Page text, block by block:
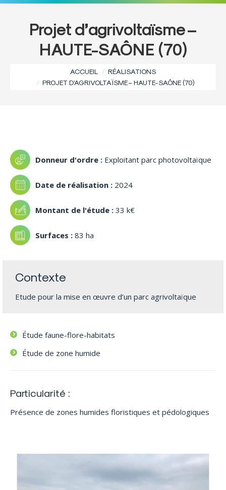
Projet d’agrivoltaïsme –
HAUTE-SAÔNE (70)
ACCUEIL
RÉALISATIONS
PROJET D’AGRIVOLTAÏSME – HAUTE-SAÔNE (70)
Exploitant parc photovoltaïque
2024
33 k€
83 ha
Contexte
Etude pour la mise en œuvre d’un parc agrivoltaïque
Étude faune-flore-habitats
Étude de zone humide
Particularité :
Présence de zones humides floristiques et pédologiques